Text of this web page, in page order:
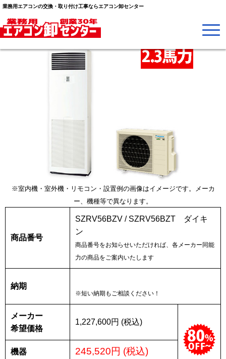
業務用エアコンの交換・取り付け工事ならエアコン卸センター
※室内機・室外機・リモコン・設置例の画像はイメージです。メーカ
ー、機種等で異なります。
商品番号
SZRV56BZV / SZRV56BZT ダイキ
ン
商品番号をお知らせいただければ、各メーカー同能
力の商品をご案内いたします
納期
※短い納期もご相談ください！
メーカー
希望価格
1,227,600円 (税込)
機器
245,520円 (税込)